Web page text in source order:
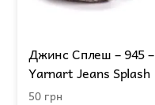
Джинс Сплеш – 945 –
Yarnart Jeans Splash
50 грн